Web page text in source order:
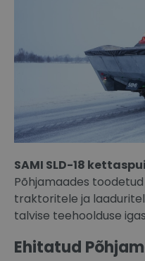
SAMI SLD-18
Põhjamaades
traktoritele ja
talvise teehoolduse
Ehitatud